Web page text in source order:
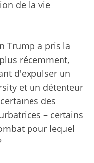
de la vie
Trump a pris la
récemment,
d'expulser un
et un détenteur
des
– certains
pour lequel